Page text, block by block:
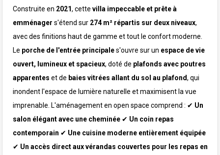
Construite en 2021, cette villa impeccable et prête à
emménager s'étend sur 274 m² répartis sur deux niveaux,
avec des finitions haut de gamme et tout le confort moderne.
Le porche de l'entrée principales'ouvre sur un espace de vie
ouvert, lumineux et spacieux, doté de plafonds avec poutres
apparentes et de baies vitrées allant du sol au plafond, qui
inondent l'espace de lumière naturelle et maximisent la vue
imprenable. L'aménagement en open space comprend : ✔ Un
salon élégant avec une cheminée ✔ Un coin repas
contemporain ✔ Une cuisine moderne entièrement équipée
✔ Un accès direct aux vérandas couvertes pour les repas en